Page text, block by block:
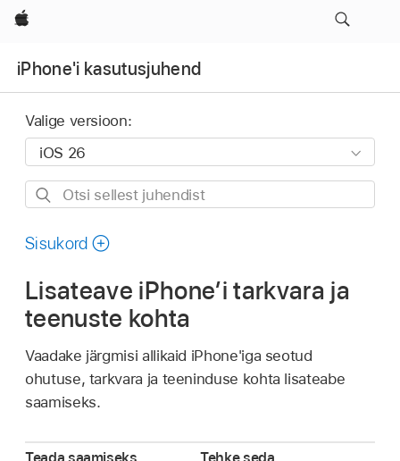
Apple
iPhone'i kasutusjuhend
Valige versioon:
Otsi
juhendist
Sisukord
Lisateave iPhone’i tarkvara ja
teenuste kohta
Vaadake järgmisi allikaid iPhone'iga seotud
ohutuse, tarkvara ja teeninduse kohta lisateabe
saamiseks.